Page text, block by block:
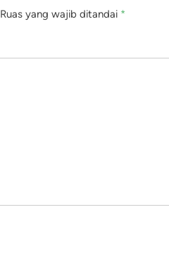
Ruas yang wajib ditandai *